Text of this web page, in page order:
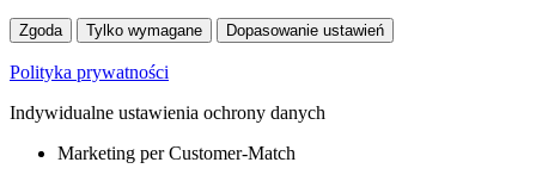
Zgoda Tylko wymagane Dopasowanie ustawień
Polityka prywatności
Indywidualne ustawienia ochrony danych
Marketing per Customer-Match